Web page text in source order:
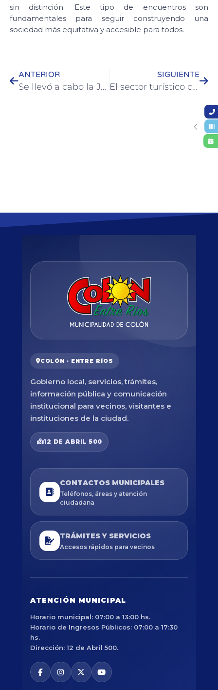
sin distinción. Este tipo de encuentros son
fundamentales para seguir construyendo una
sociedad más equitativa y accesible para todos.
ANTERIOR
Se llevó a cabo la Jura de Concejales Estudiantiles 2024 en Colón
SIGUIENTE
El sector turístico colonense se reunió con importante agenda de trabajo
COLÓN · ENTRE RÍOS
Gobierno local, servicios, trámites,
información pública y comunicación
institucional para vecinos, visitantes e
instituciones de la ciudad.
12 DE ABRIL 500
CONTACTOS MUNICIPALES
Teléfonos, áreas y atención
ciudadana
TRÁMITES Y SERVICIOS
Accesos rápidos para vecinos
ATENCIÓN MUNICIPAL
Horario municipal: 07:00 a 13:00 hs.
Horario de Ingresos Públicos: 07:00 a 17:30
hs.
Dirección: 12 de Abril 500.